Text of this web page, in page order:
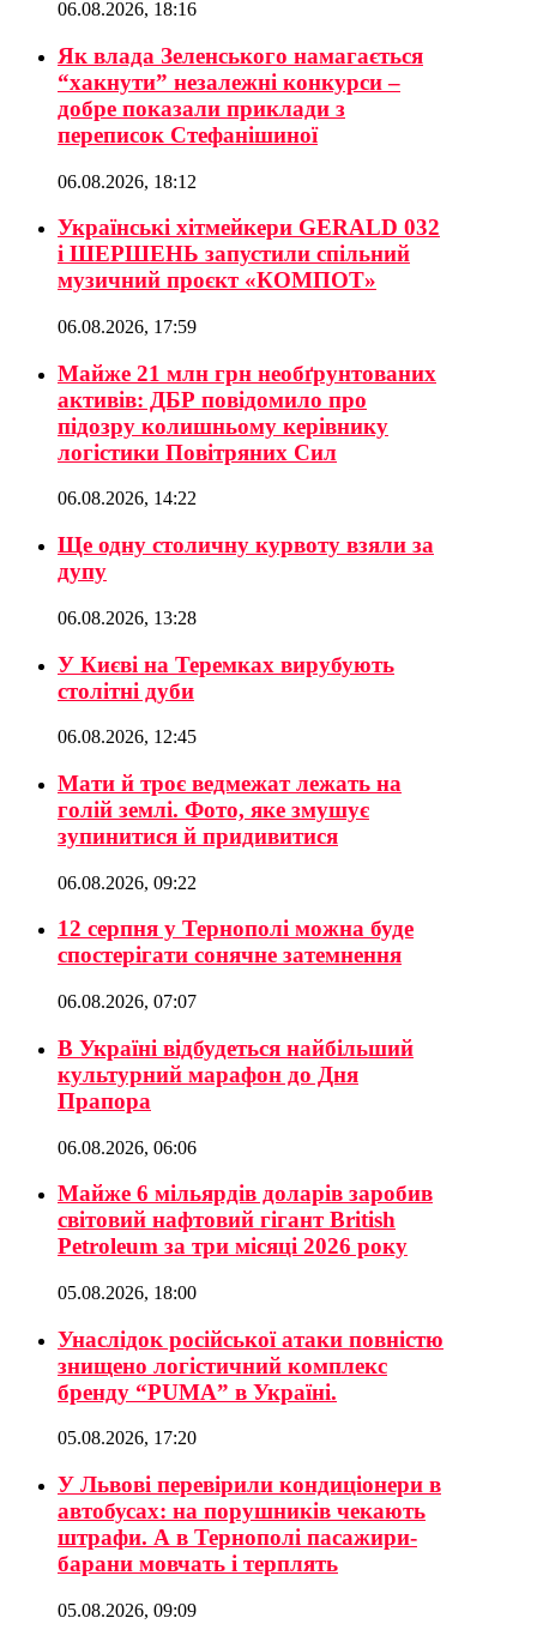
06.08.2026, 18:16
Як влада Зеленського намагається
“хакнути” незалежні конкурси –
добре показали приклади з
переписок Стефанішиної
06.08.2026, 18:12
Українські хітмейкери GERALD 032
і ШЕРШЕНЬ запустили спільний
музичний проєкт «КОМПОТ»
06.08.2026, 17:59
Майже 21 млн грн необґрунтованих
активів: ДБР повідомило про
підозру колишньому керівнику
логістики Повітряних Сил
06.08.2026, 14:22
Ще одну столичну курвоту взяли за
дупу
06.08.2026, 13:28
У Києві на Теремках вирубують
столітні дуби
06.08.2026, 12:45
Мати й троє ведмежат лежать на
голій землі. Фото, яке змушує
зупинитися й придивитися
06.08.2026, 09:22
12 серпня у Тернополі можна буде
спостерігати сонячне затемнення
06.08.2026, 07:07
В Україні відбудеться найбільший
культурний марафон до Дня
Прапора
06.08.2026, 06:06
Майже 6 мільярдів доларів заробив
світовий нафтовий гігант British
Petroleum за три місяці 2026 року
05.08.2026, 18:00
Унаслідок російської атаки повністю
знищено логістичний комплекс
бренду “PUMA” в Україні.
05.08.2026, 17:20
У Львові перевірили кондиціонери в
автобусах: на порушників чекають
штрафи. А в Тернополі пасажири-
барани мовчать і терплять
05.08.2026, 09:09